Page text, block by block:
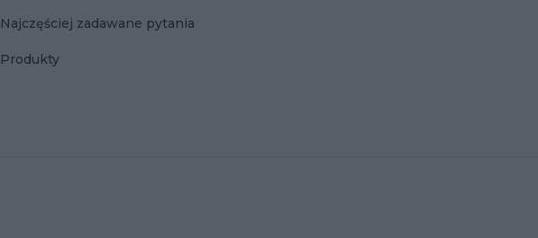
Najczęściej zadawane pytania
Produkty